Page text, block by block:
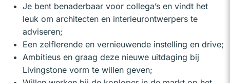
Je bent benaderbaar voor collega’s en vindt het
leuk om architecten en interieurontwerpers te
adviseren;
Een zelflerende en vernieuwende instelling en drive;
Ambitieus en graag deze nieuwe uitdaging bij
Livingstone vorm te willen geven;